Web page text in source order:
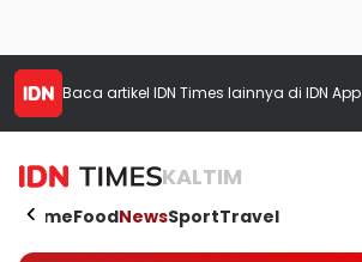
Baca artikel IDN Times lainnya di IDN App
KALTIM
HomeFoodNewsSportTravel